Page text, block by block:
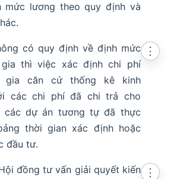
mức lương theo quy định và
có quy định về định mức
gia thì việc xác định chi phí
gia căn cứ thống kê kinh
các chi phí đã chi trả cho
các dự án tương tự đã thực
thời gian xác định hoặc
đầu tư.
⋮
đồng tư vấn giải quyết kiến
⋮